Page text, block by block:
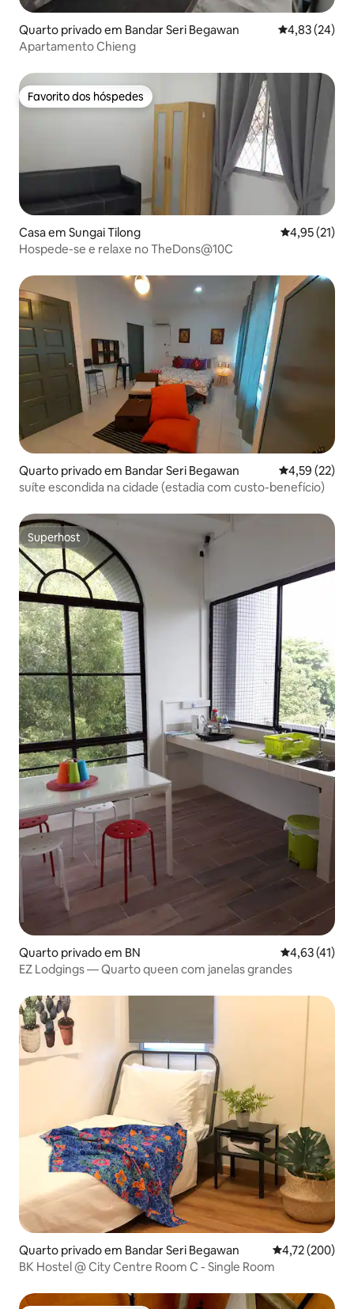
Quarto privado em Bandar Seri Begawan Classificação
4,83 (24)
Apartamento Chieng
Favorito dos hóspedes
Favorito dos hóspedes
Casa em Sungai Tilong Classificação
4,95 (21)
Hospede-se e relaxe no TheDons@10C
Quarto privado em Bandar Seri Begawan Classificação
4,59 (22)
suíte escondida na cidade (estadia com custo-benefício)
Superhost
Superhost
Quarto privado em BN
4,63 (41)
EZ Lodgings — Quarto queen com janelas grandes
Quarto privado em Bandar Seri Begawan Classificação
4,72 (200)
BK Hostel @ City Centre Room C - Single Room